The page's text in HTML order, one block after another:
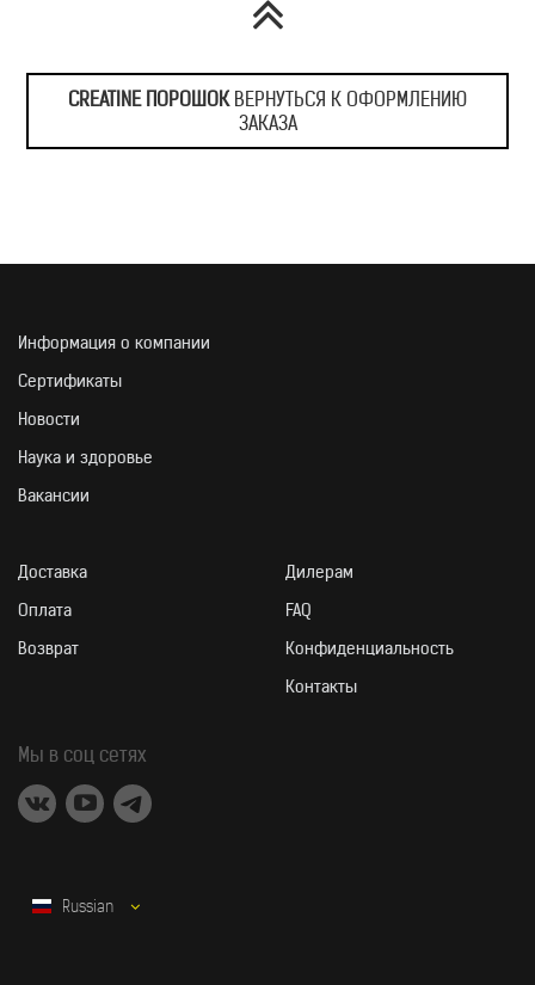
ПРОДУКТ СОДЕРЖИТ
ИНГРЕДИЕНТНЫЙ
ФОРМА
CREATINE ПОРОШОК ВЕРНУТЬСЯ К ОФОРМЛЕНИЮ
ЗАКАЗА
Информация о компании
Сертификаты
Новости
Наука и здоровье
Вакансии
Доставка
Оплата
Возврат
Дилерам
FAQ
Конфиденциальность
Контакты
Мы в соц сетях
Russian